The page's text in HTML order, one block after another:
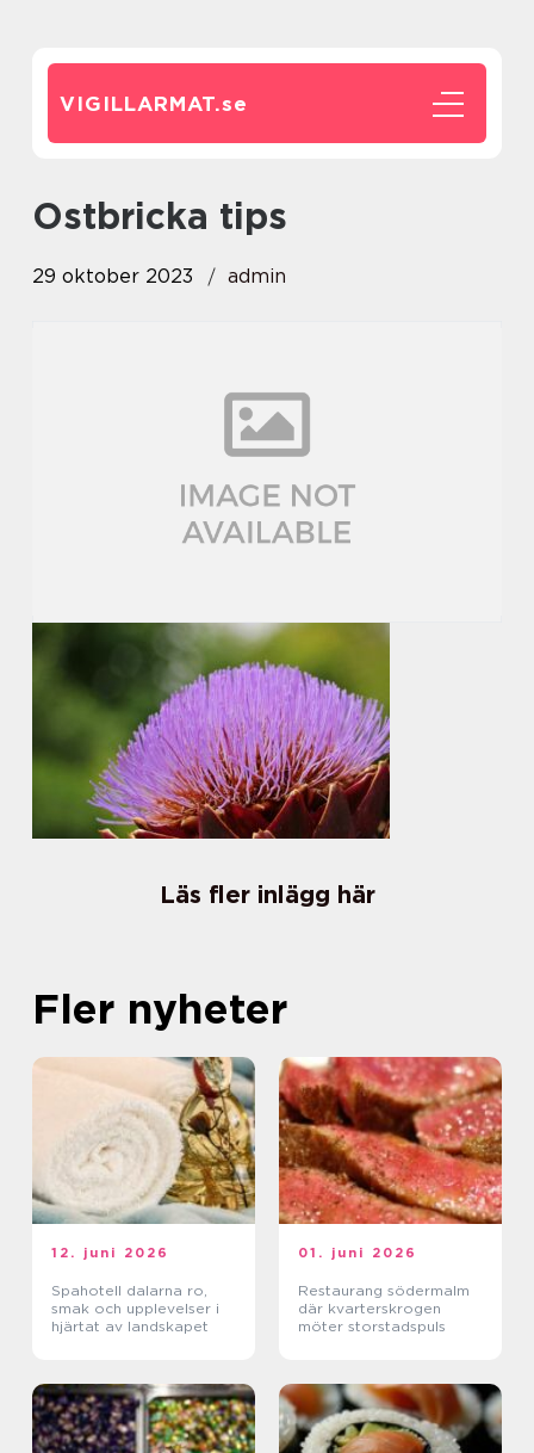
VIGILLARMAT.se
ostbricka tips
29 oktober 2023 admin
Läs fler inlägg här
Fler nyheter
12. juni 2026
Spahotell dalarna ro,
smak och upplevelser i
hjärtat av landskapet
01. juni 2026
Restaurang södermalm
där kvarterskrogen
möter storstadspuls